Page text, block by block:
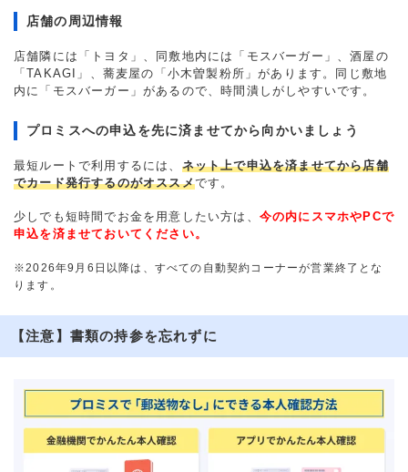
店舗の周辺情報
店舗隣には「トヨタ」、同敷地内には「モスバーガー」、酒屋の
「TAKAGI」、蕎麦屋の「小木曽製粉所」があります。同じ敷地
内に「モスバーガー」があるので、時間潰しがしやすいです。
プロミスへの申込を先に済ませてから向かいましょう
最短ルートで利用するには、 ネット上で申込を済ませてから店舗
でカード発行するのがオススメです。
少しでも短時間でお金を用意したい方は、 今の内にスマホやPCで
申込を済ませておいてください。
※2026年9月6日以降は、すべての自動契約コーナーが営業終了とな
ります。
【注意】書類の持参を忘れずに